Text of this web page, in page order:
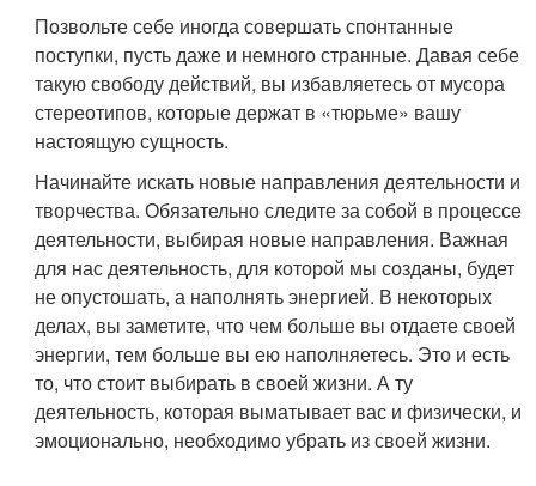
Позвольте себе иногда совершать спонтанные
поступки, пусть даже и немного странные. Давая себе
такую свободу действий, вы избавляетесь от мусора
стереотипов, которые держат в «тюрьме» вашу
настоящую сущность.
Начинайте искать новые направления деятельности и
творчества. Обязательно следите за собой в процессе
деятельности, выбирая новые направления. Важная
для нас деятельность, для которой мы созданы, будет
не опустошать, а наполнять энергией. В некоторых
делах, вы заметите, что чем больше вы отдаете своей
энергии, тем больше вы ею наполняетесь. Это и есть
то, что стоит выбирать в своей жизни. А ту
деятельность, которая выматывает вас и физически, и
эмоционально, необходимо убрать из своей жизни.